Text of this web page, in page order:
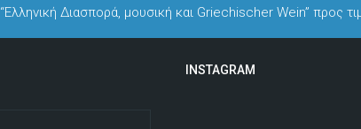
“Ελληνική Διασπορά, μουσική και Griechischer Wein” προς
INSTAGRAM